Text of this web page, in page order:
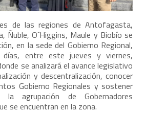
de las regiones de Antofagasta,
Ñuble, O´Higgins, Maule y Biobío se
en la sede del Gobierno Regional,
entre este jueves y viernes,
se analizará el avance legislativo
y descentralización, conocer
Gobierno Regionales y sostener
agrupación de Gobernadores
se encuentran en la zona.